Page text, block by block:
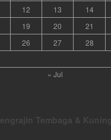
12 13 14
19 20 21
26 27 28
« Jul
Pengrajin Tembaga &